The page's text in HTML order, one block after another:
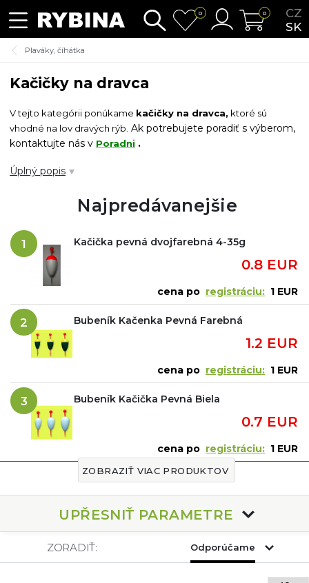
CZ
SK
0 0
Plaváky, číhátka
Kačičky na dravca
V tejto kategórii ponúkame kačičky na dravca, ktoré sú
vhodné na lov dravých rýb. Ak potrebujete poradiť s výberom,
kontaktujte nás v Poradni .
Úplný popis
Najpredávanejšie
1 Kačička pevná dvojfarebná 4-35g
0.8 EUR
cena po registráciu: 1 EUR
2 Bubeník Kačenka Pevná Farebná
1.2 EUR
cena po registráciu: 1 EUR
3 Bubeník Kačička Pevná Biela
0.7 EUR
cena po registráciu: 1 EUR
ZOBRAZIŤ VIAC PRODUKTOV
UPŘESNIŤ PARAMETRE
ZORADIŤ: Odporúčame